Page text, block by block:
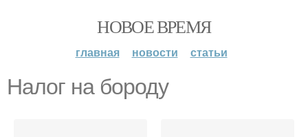
НОВОЕ ВРЕМЯ
главная новости статьи
Налог на бороду